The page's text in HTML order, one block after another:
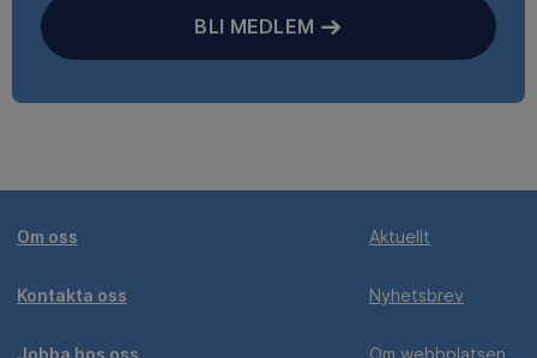
BLI MEDLEM
Om oss
Kontakta oss
Jobba hos oss
Aktuellt
Nyhetsbrev
Om webbplatsen